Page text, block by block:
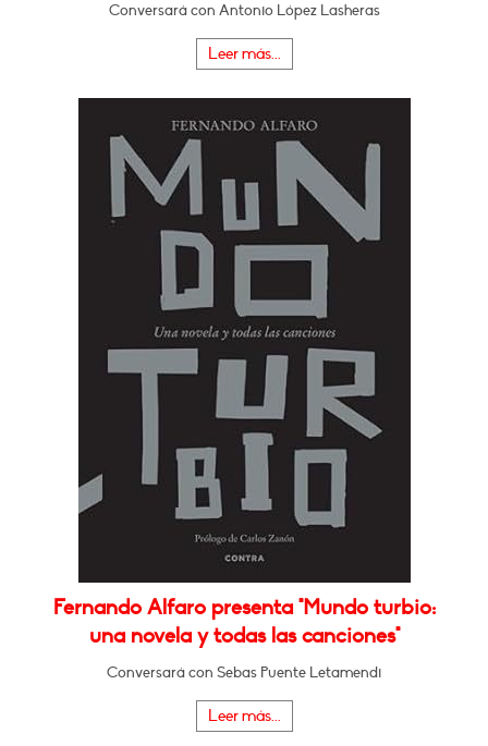
Conversará con Antonio López Lasheras
Leer más...
Fernando Alfaro presenta "Mundo turbio:
una novela y todas las canciones"
Conversará con Sebas Puente Letamendi
Leer más...